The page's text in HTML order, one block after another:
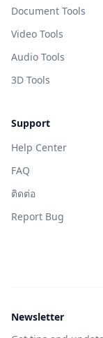
Document Tools
Video Tools
Audio Tools
3D Tools
Support
Help Center
FAQ
ติดต่อ
Report Bug
Newsletter